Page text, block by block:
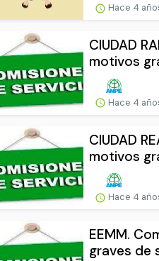
Hace 4
CIUDAD
motivos
Hace 4
CIUDAD
motivos
Hace 4
EEMM.
graves de